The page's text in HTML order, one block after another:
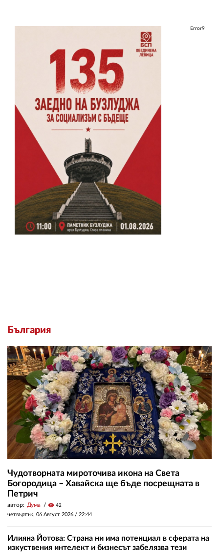
Error9
България
Чудотворната мироточива икона на Света
Богородица – Хавайска ще бъде посрещната в
Петрич
автор: Дума visibility 42
четвъртък, 06 Август 2026 / 22:44
Илияна Йотова: Страна ни има потенциал в сферата на
изкуствения интелект и бизнесът забелязва тези